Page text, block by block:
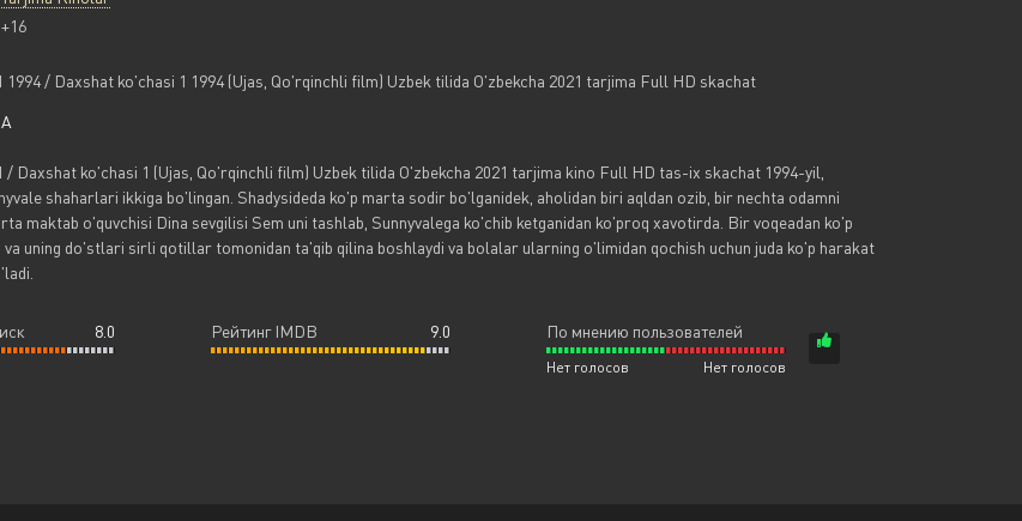
+16
1994 / Daxshat ko'chasi 1 1994 (Ujas, Qo'rqinchli film) Uzbek tilida O'zbekcha 2021 tarjima Full HD skachat
/ Daxshat ko'chasi 1 (Ujas, Qo'rqinchli film) Uzbek tilida O'zbekcha 2021 tarjima kino Full HD tas-ix skachat 1994-yil,
shaharlari ikkiga bo'lingan. Shadysideda ko'p marta sodir bo'lganidek, aholidan biri aqldan ozib, bir nechta odamni
maktab o'quvchisi Dina sevgilisi Sem uni tashlab, Sunnyvalega ko'chib ketganidan ko'proq xavotirda. Bir voqeadan ko'p
va uning do'stlari sirli qotillar tomonidan ta'qib qilina boshlaydi va bolalar ularning o'limidan qochish uchun juda ko'p harakat
8.0 Рейтинг IMDB 9.0 По мнению пользователей
Нет голосов Нет голосов